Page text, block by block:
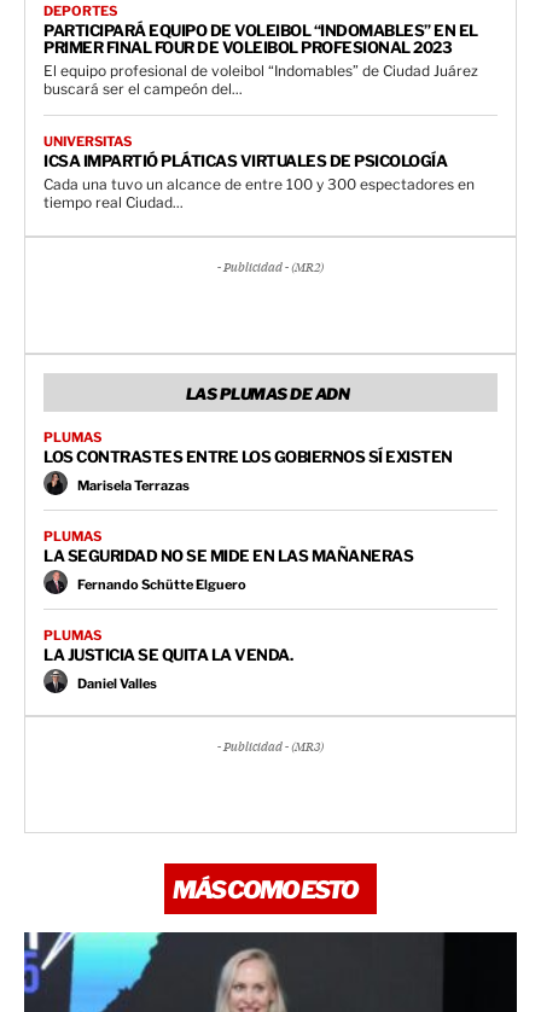
DEPORTES
PARTICIPARÁ EQUIPO DE VOLEIBOL “INDOMABLES” EN EL
PRIMER FINAL FOUR DE VOLEIBOL PROFESIONAL 2023
El equipo profesional de voleibol “Indomables” de Ciudad Juárez
buscará ser el campeón del...
UNIVERSITAS
ICSA IMPARTIÓ PLÁTICAS VIRTUALES DE PSICOLOGÍA
Cada una tuvo un alcance de entre 100 y 300 espectadores en
tiempo real Ciudad...
- Publicidad - (MR2)
LAS PLUMAS DE ADN
PLUMAS
LOS CONTRASTES ENTRE LOS GOBIERNOS SÍ EXISTEN
Marisela Terrazas
PLUMAS
LA SEGURIDAD NO SE MIDE EN LAS MAÑANERAS
Fernando Schütte Elguero
PLUMAS
LA JUSTICIA SE QUITA LA VENDA.
Daniel Valles
- Publicidad - (MR3)
MÁS COMO ESTO